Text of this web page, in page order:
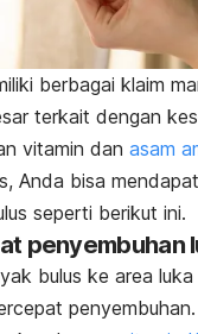
berbagai klaim
terkait dengan
vitamin dan asam
Anda bisa
seperti berikut ini.
penyembuhan
bulus ke area
penyembuhan.